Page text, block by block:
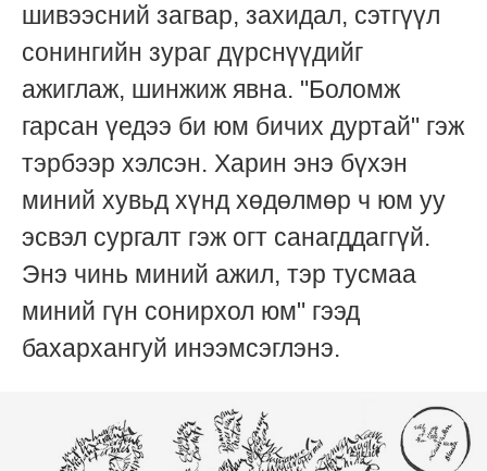
шивээсний загвар, захидал, сэтгүүл
сонингийн зураг дүрснүүдийг
ажиглаж, шинжиж явна. "Боломж
гарсан үедээ би юм бичих дуртай" гэж
тэрбээр хэлсэн. Харин энэ бүхэн
миний хувьд хүнд хөдөлмөр ч юм уу
эсвэл сургалт гэж огт санагддаггүй.
Энэ чинь миний ажил, тэр тусмаа
миний гүн сонирхол юм" гээд
бахархангуй инээмсэглэнэ.